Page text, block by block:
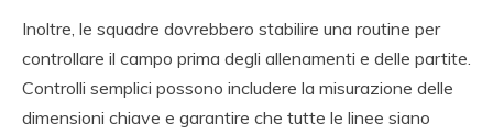
Inoltre, le squadre dovrebbero stabilire una routine per
controllare il campo prima degli allenamenti e delle partite.
Controlli semplici possono includere la misurazione delle
dimensioni chiave e garantire che tutte le linee siano